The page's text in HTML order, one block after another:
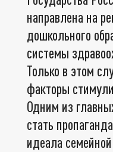
направлена на
дошкольного
системы
Только в этом
факторы
Одним из
стать
идеала